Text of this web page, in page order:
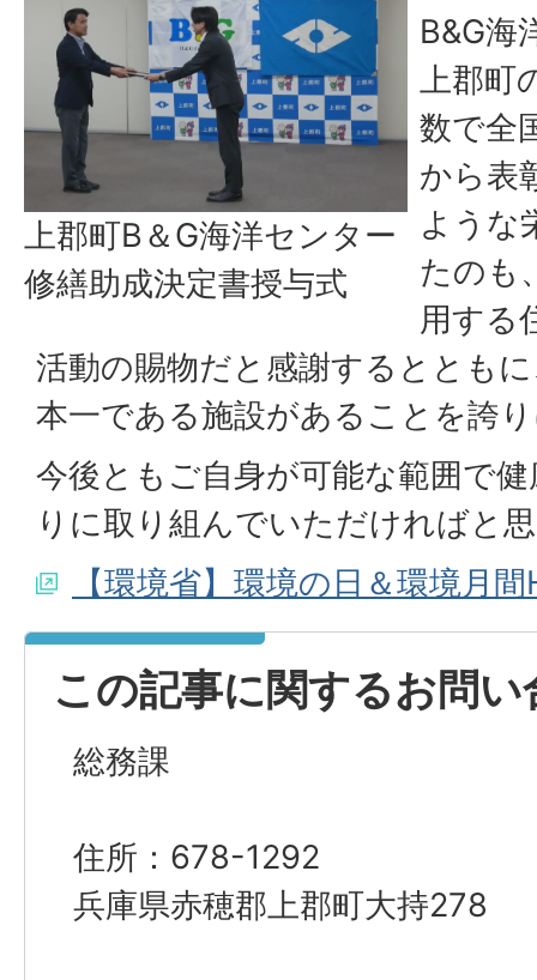
上郡町B＆G海洋センター
修繕助成決定書授与式
B&G海
上郡町
数で全
から表
ような
たのも
用する
活動の賜物だと感謝するととも
本一である施設があることを誇
今後ともご自身が可能な範囲で
りに取り組んでいただければと
【環境省】環境の日＆環境月間
この記事に関するお問い
総務課
住所：678-1292
兵庫県赤穂郡上郡町大持278